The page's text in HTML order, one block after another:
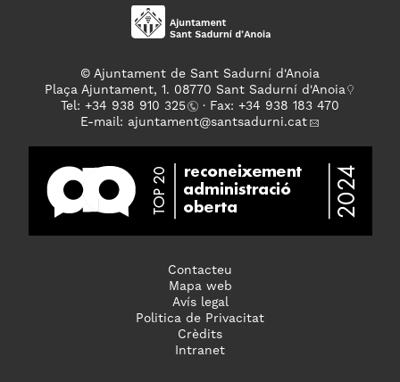
© Ajuntament de Sant Sadurní d'Anoia
Plaça Ajuntament, 1. 08770 Sant Sadurní d'Anoia
Tel: +34 938 910 325
· Fax: +34 938 183 470
E-mail: ajuntament@santsadurni.cat
Contacteu
Mapa web
Avís legal
Politica de Privacitat
Crèdits
Intranet